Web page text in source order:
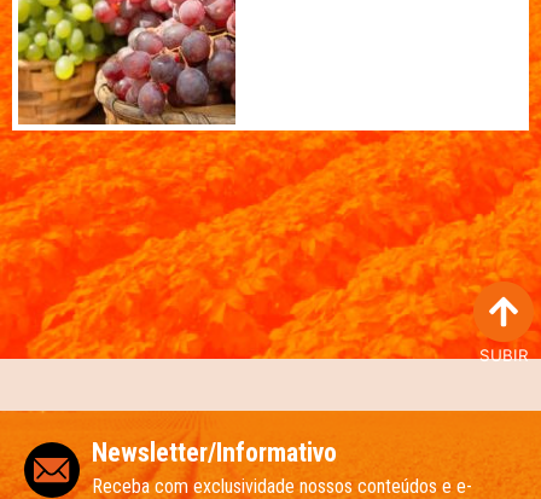
SUBIR
Newsletter/Informativo
Receba com exclusividade nossos conteúdos e e-